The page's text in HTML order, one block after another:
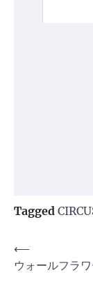
Tagged
投
稿
⟵
ウォールフラ